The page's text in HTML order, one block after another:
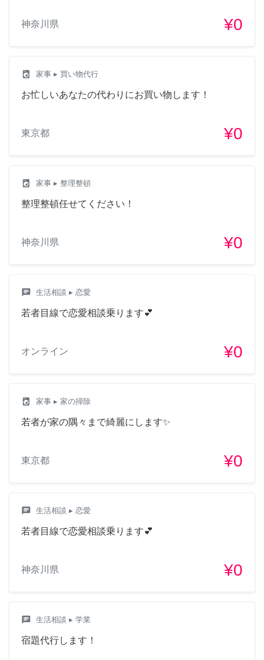
神奈川県 ¥0
local_laundry_service 家事 ▸ 買い物代行
お忙しいあなたの代わりにお買い物します！
東京都 ¥0
local_laundry_service 家事 ▸ 整理整頓
整理整頓任せてください！
神奈川県 ¥0
chat 生活相談 ▸ 恋愛
若者目線で恋愛相談乗ります💕
オンライン ¥0
local_laundry_service 家事 ▸ 家の掃除
若者が家の隅々まで綺麗にします✨
東京都 ¥0
chat 生活相談 ▸ 恋愛
若者目線で恋愛相談乗ります💕
神奈川県 ¥0
chat 生活相談 ▸ 学業
宿題代行します！